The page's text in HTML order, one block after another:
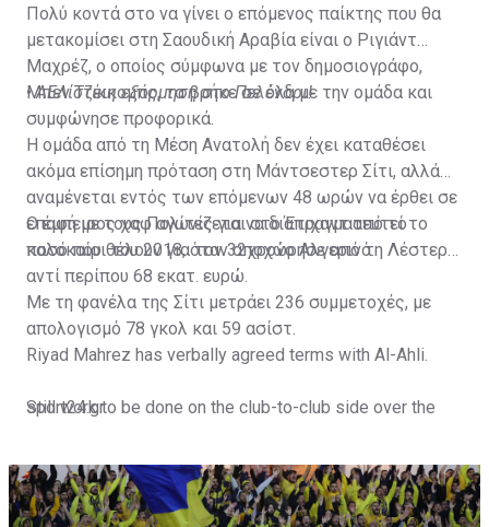
Πολύ κοντά στο να γίνει ο επόμενος παίκτης που θα
μετακομίσει στη Σαουδική Αραβία είναι ο Ριγιάντ
Μαχρέζ, ο οποίος σύμφωνα με τον δημοσιογράφο,
Μπεν Τζέικομπς, τα βρήκε σε όλα με την ομάδα και
συμφώνησε προφορικά.
•ΑΕΛίστικη εξόρμηση στο Πελένδρι!
Η ομάδα από τη Μέση Ανατολή δεν έχει καταθέσει
ακόμα επίσημη πρόταση στη Μάντσεστερ Σίτι, αλλά
αναμένεται εντός των επόμενων 48 ωρών να έρθει σε
επαφή με τους Πολίτες για να διαπραγματευτεί το
ποσό που θέλουν για τον 32χρονο Αλγερινό.
Ο έμπειρος χαφ αγωνίζεται στο Έτιχαντ από το
καλοκαίρι του 2018, όταν αποχώρησε από τη Λέστερ
αντί περίπου 68 εκατ. ευρώ.
Με τη φανέλα της Σίτι μετράει 236 συμμετοχές, με
απολογισμό 78 γκολ και 59 ασίστ.
Riyad Mahrez has verbally agreed terms with Al-Ahli.
Still work to be done on the club-to-club side over the
Not a done deal yet, but Mahrez is keen on the move and
Al-Ahli hope to move fast.🇸🇦
sport24.gr